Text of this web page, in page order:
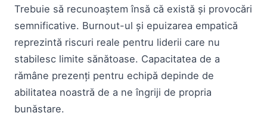
Trebuie să recunoaștem însă că există și provocări
semnificative. Burnout-ul și epuizarea empatică
reprezintă riscuri reale pentru liderii care nu
stabilesc limite sănătoase. Capacitatea de a
rămâne prezenți pentru echipă depinde de
abilitatea noastră de a ne îngriji de propria
bunăstare.